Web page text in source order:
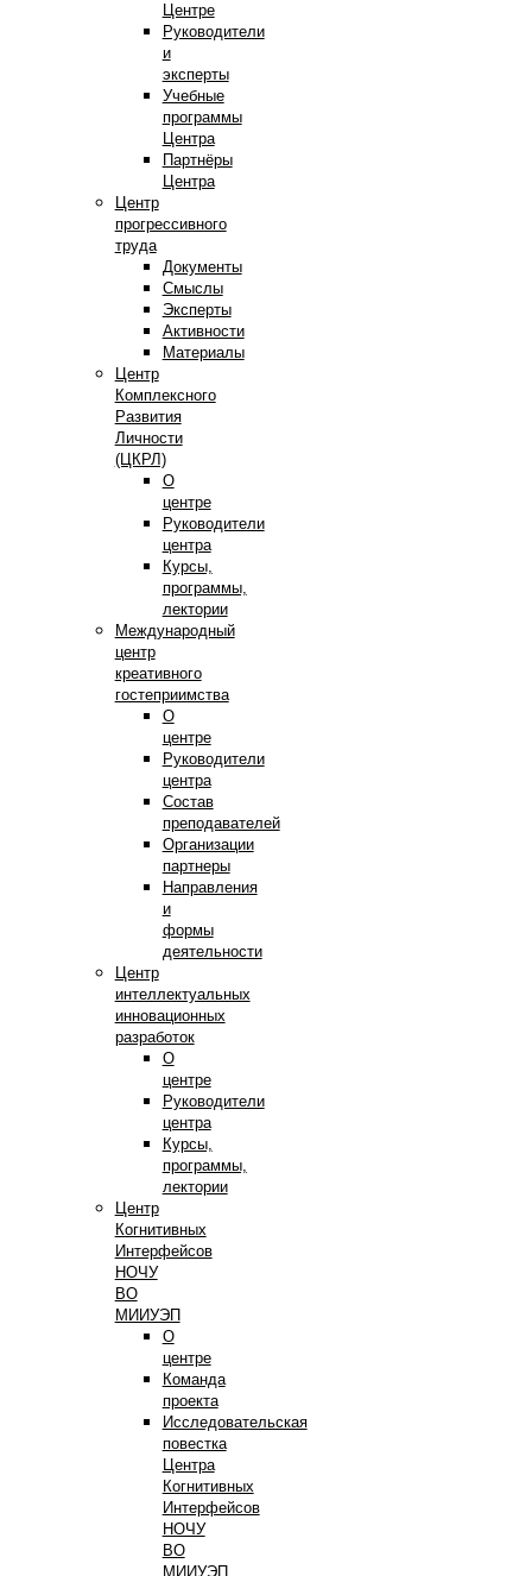
Центре
Руководители
и
эксперты
Учебные
программы
Центра
Партнёры
Центра
Центр
прогрессивного
труда
Документы
Смыслы
Эксперты
Активности
Материалы
Центр
Комплексного
Развития
Личности
(ЦКРЛ)
О
центре
Руководители
центра
Курсы,
программы,
лектории
Международный
центр
креативного
гостеприимства
О
центре
Руководители
центра
Состав
преподавателей
Организации
партнеры
Направления
и
формы
деятельности
Центр
интеллектуальных
инновационных
разработок
О
центре
Руководители
центра
Курсы,
программы,
лектории
Центр
Когнитивных
Интерфейсов
НОЧУ
ВО
МИИУЭП
О
центре
Команда
проекта
Исследовательская
повестка
Центра
Когнитивных
Интерфейсов
НОЧУ
ВО
МИИУЭП